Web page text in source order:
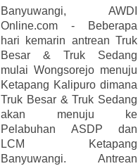
Banyuwangi, AWDI
Online.com - Beberapa
hari kemarin antrean Truk
Besar & Truk Sedang
mulai Wongsorejo menuju
Ketapang Kalipuro dimana
Truk Besar & Truk Sedang
akan menuju ke
Pelabuhan ASDP dan
LCM Ketapang
Banyuwangi. Antrean